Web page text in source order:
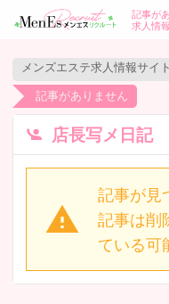
記事が
求人情
記事がありません
店長写メ日記
記事が見
記事は削
ている可